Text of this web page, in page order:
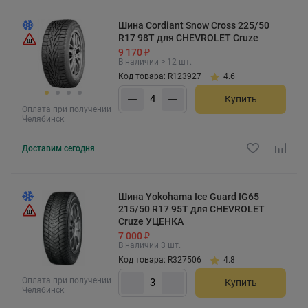
Оплата при получении
Челябинск
Шина Cordiant Snow Cross 225/50
R17 98T для CHEVROLET Cruze
9 170 ₽
В наличии > 12 шт.
Код товара: R123927
4.6
Купить
Доставим сегодня
Оплата при получении
Челябинск
Шина Yokohama Ice Guard IG65
215/50 R17 95T для CHEVROLET
Cruze УЦЕНКА
7 000 ₽
В наличии 3 шт.
Код товара: R327506
4.8
Купить